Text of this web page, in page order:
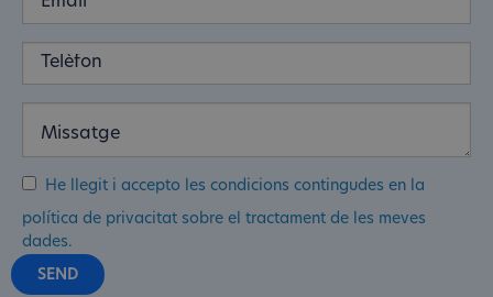
He llegit i accepto les condicions contingudes en la
política de privacitat sobre el tractament de les meves
dades.